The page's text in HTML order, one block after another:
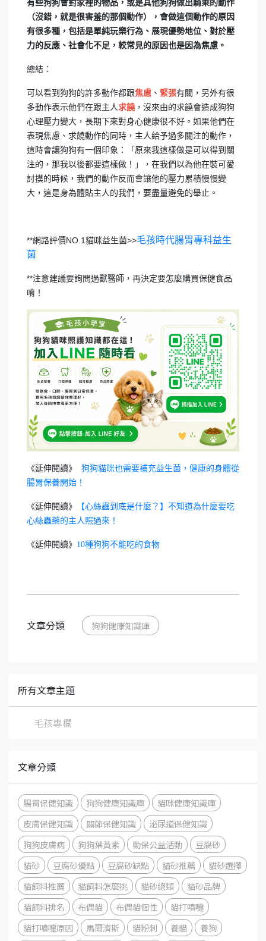
有些狗狗會對家裡的物品，或是其他狗狗做出騎乘的動作
（沒錯，就是很害羞的那個動作），會做這個動作的原因
有很多種，包括是單純玩樂行為、展現優勢地位、對於壓
力的反應、社會化不足，較常見的原因也是因為焦慮。
總結：
可以看到狗狗的許多動作都跟焦慮 、 緊張有關，另外有很
多動作表示他們在跟主人 求饒 ，沒來由的求饒會造成狗狗
心理壓力變大，長期下來對身心健康很不好。如果他們在
表現焦慮、求饒動作的同時，主人給予過多關注的動作，
這時會讓狗狗有一個印象：「原來我這樣做是可以得到關
注的，那我以後都要這樣做！」，在我們以為他在裝可愛
討摸的時候，我們的動作反而會讓他的壓力累積慢慢變
大，這是身為體貼主人的我們，要盡量避免的舉止。
**網路評價NO.1貓咪益生菌>>毛孩時代腸胃專科益生
菌
**注意建議要詢問過獸醫師，再決定要怎麼購買保健食品
唷！
《延伸閱讀》
狗狗貓咪也需要補充益生菌，健康的身體從
腸胃保養開始！
《延伸閱讀》
【心絲蟲到底是什麼？】不知道為什麼要吃
心絲蟲藥的主人照過來！
《延伸閱讀》 10種狗狗不能吃的食物
文章分類 狗狗健康知識庫
所有文章主題
毛孩專欄
文章分類
腸胃保健知識 狗狗健康知識庫
貓咪健康知識庫
皮膚保健知識
關節保健知識
泌尿道保健知識
狗狗皮膚病
狗狗葉黃素 動保公益活動
豆腐砂
貓砂
豆腐砂優點 豆腐砂缺點 貓砂推薦
貓砂選擇
貓飼料推薦
貓飼料怎麼挑 貓砂總類
貓砂品牌
貓飼料排名
布偶貓 布偶貓個性
貓打噴嚏
貓打噴嚏原因
馬爾濟斯 貓粉刺 養貓
養狗